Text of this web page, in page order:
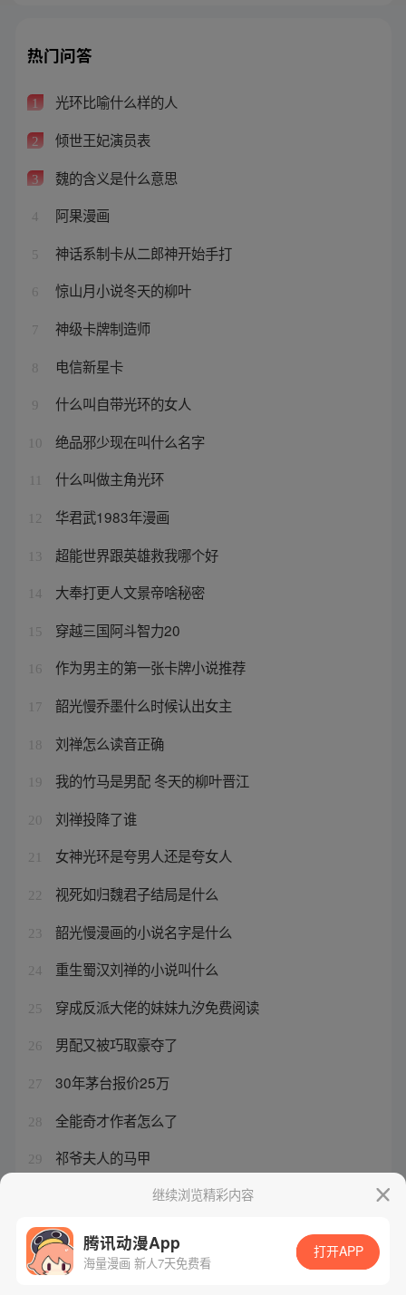
热门问答
1 光环比喻什么样的人
2 倾世王妃演员表
3 魏的含义是什么意思
4 阿果漫画
5 神话系制卡从二郎神开始手打
6 惊山月小说冬天的柳叶
7 神级卡牌制造师
8 电信新星卡
9 什么叫自带光环的女人
10 绝品邪少现在叫什么名字
什么叫做主角光环
12 华君武1983年漫画
13 超能世界跟英雄救我哪个好
14 大奉打更人文景帝啥秘密
15 穿越三国阿斗智力20
16 作为男主的第一张卡牌小说推荐
17 韶光慢乔墨什么时候认出女主
18 刘禅怎么读音正确
19 我的竹马是男配 冬天的柳叶晋江
20 刘禅投降了谁
21 女神光环是夸男人还是夸女人
22 视死如归魏君子结局是什么
23 韶光慢漫画的小说名字是什么
24 重生蜀汉刘禅的小说叫什么
25 穿成反派大佬的妹妹九汐免费阅读
26 男配又被巧取豪夺了
27 30年茅台报价25万
28 全能奇才作者怎么了
29 祁爷夫人的马甲
继续浏览精彩内容
腾讯动漫App
海量漫画 新人7天免费看
打开APP